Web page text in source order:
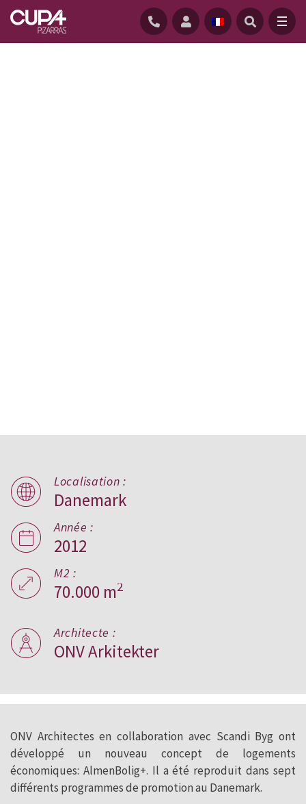
Almen Bolig+,
Danemark
Localisation :
Danemark
Année :
2012
M2 :
70.000 m2
Architecte :
ONV Arkitekter
ONV Architectes en collaboration avec Scandi Byg ont
développé un nouveau concept de logements
économiques: AlmenBolig+. Il a été reproduit dans sept
différents programmes de promotion au Danemark.